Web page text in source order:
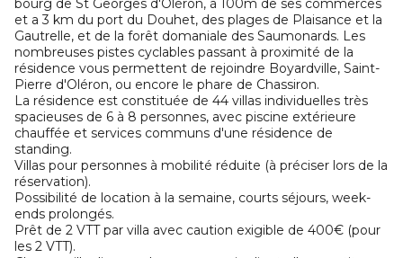
bourg de St Georges d'Oléron, à 100m de ses commerces
et a 3 km du port du Douhet, des plages de Plaisance et la
Gautrelle, et de la forêt domaniale des Saumonards. Les
nombreuses pistes cyclables passant à proximité de la
résidence vous permettent de rejoindre Boyardville, Saint-
Pierre d'Oléron, ou encore le phare de Chassiron.
La résidence est constituée de 44 villas individuelles très
spacieuses de 6 à 8 personnes, avec piscine extérieure
chauffée et services communs d'une résidence de
standing.
Villas pour personnes à mobilité réduite (à préciser lors de la
réservation).
Possibilité de location à la semaine, courts séjours, week-
ends prolongés.
Prêt de 2 VTT par villa avec caution exigible de 400€ (pour
les 2 VTT).